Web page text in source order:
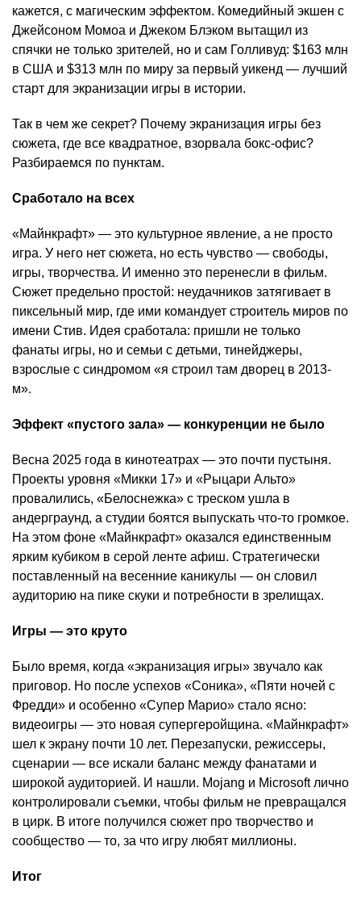
кажется, с магическим эффектом. Комедийный экшен с
Джейсоном Момоа и Джеком Блэком вытащил из
спячки не только зрителей, но и сам Голливуд: $163 млн
в США и $313 млн по миру за первый уикенд — лучший
старт для экранизации игры в истории.
Так в чем же секрет? Почему экранизация игры без
сюжета, где все квадратное, взорвала бокс-офис?
Разбираемся по пунктам.
Сработало на всех
«Майнкрафт» — это культурное явление, а не просто
игра. У него нет сюжета, но есть чувство — свободы,
игры, творчества. И именно это перенесли в фильм.
Сюжет предельно простой: неудачников затягивает в
пиксельный мир, где ими командует строитель миров по
имени Стив. Идея сработала: пришли не только
фанаты игры, но и семьи с детьми, тинейджеры,
взрослые с синдромом «я строил там дворец в 2013-
м».
Эффект «пустого зала» — конкуренции не было
Весна 2025 года в кинотеатрах — это почти пустыня.
Проекты уровня «Микки 17» и «Рыцари Альто»
провалились, «Белоснежка» с треском ушла в
андерграунд, а студии боятся выпускать что-то громкое.
На этом фоне «Майнкрафт» оказался единственным
ярким кубиком в серой ленте афиш. Стратегически
поставленный на весенние каникулы — он словил
аудиторию на пике скуки и потребности в зрелищах.
Игры — это круто
Было время, когда «экранизация игры» звучало как
приговор. Но после успехов «Соника», «Пяти ночей с
Фредди» и особенно «Супер Марио» стало ясно:
видеоигры — это новая супергеройщина. «Майнкрафт»
шел к экрану почти 10 лет. Перезапуски, режиссеры,
сценарии — все искали баланс между фанатами и
широкой аудиторией. И нашли. Mojang и Microsoft лично
контролировали съемки, чтобы фильм не превращался
в цирк. В итоге получился сюжет про творчество и
сообщество — то, за что игру любят миллионы.
Итог